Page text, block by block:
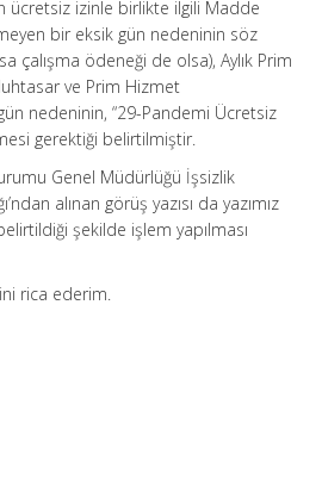
ücretsiz izinle birlikte ilgili Madde
bir eksik gün nedeninin söz
çalışma ödeneği de olsa), Aylık Prim
ve Prim Hizmet
nedeninin, “29-Pandemi Ücretsiz
gerektiği belirtilmiştir.
Genel Müdürlüğü İşsizlik
alınan görüş yazısı da yazımız
şekilde işlem yapılması
rica ederim.